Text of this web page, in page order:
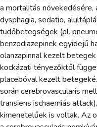
a mortalitás
dysphagia, sedatio,
tüdőbetegségek (pl.
benzodiazepinek egyidejű
olanzapinnal kezelt
kockázati tényezőktől
placebóval kezelt
során cerebrovascularis
transiens ischaemiás
kimenetelűek is voltak. Az